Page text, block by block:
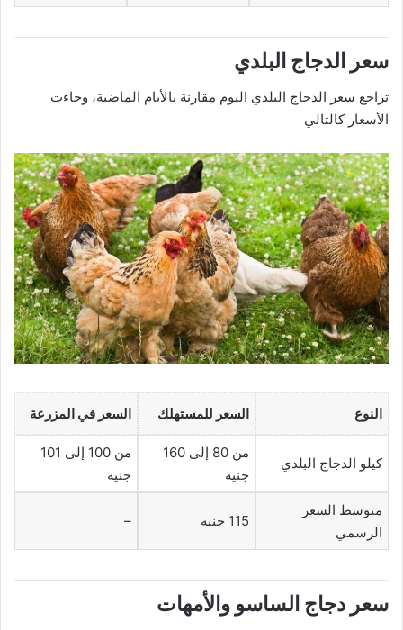
سعر الدجاج البلدي
تراجع سعر الدجاج البلدي اليوم مقارنة بالأيام الماضية، وجاءت
الأسعار كالتالي
النوع السعر للمستهلك السعر في المزرعة
كيلو الدجاج البلدي
من 80 إلى 160
جنيه
من 100 إلى 101
جنيه
متوسط السعر
الرسمي
115 جنيه –
سعر دجاج الساسو والأمهات